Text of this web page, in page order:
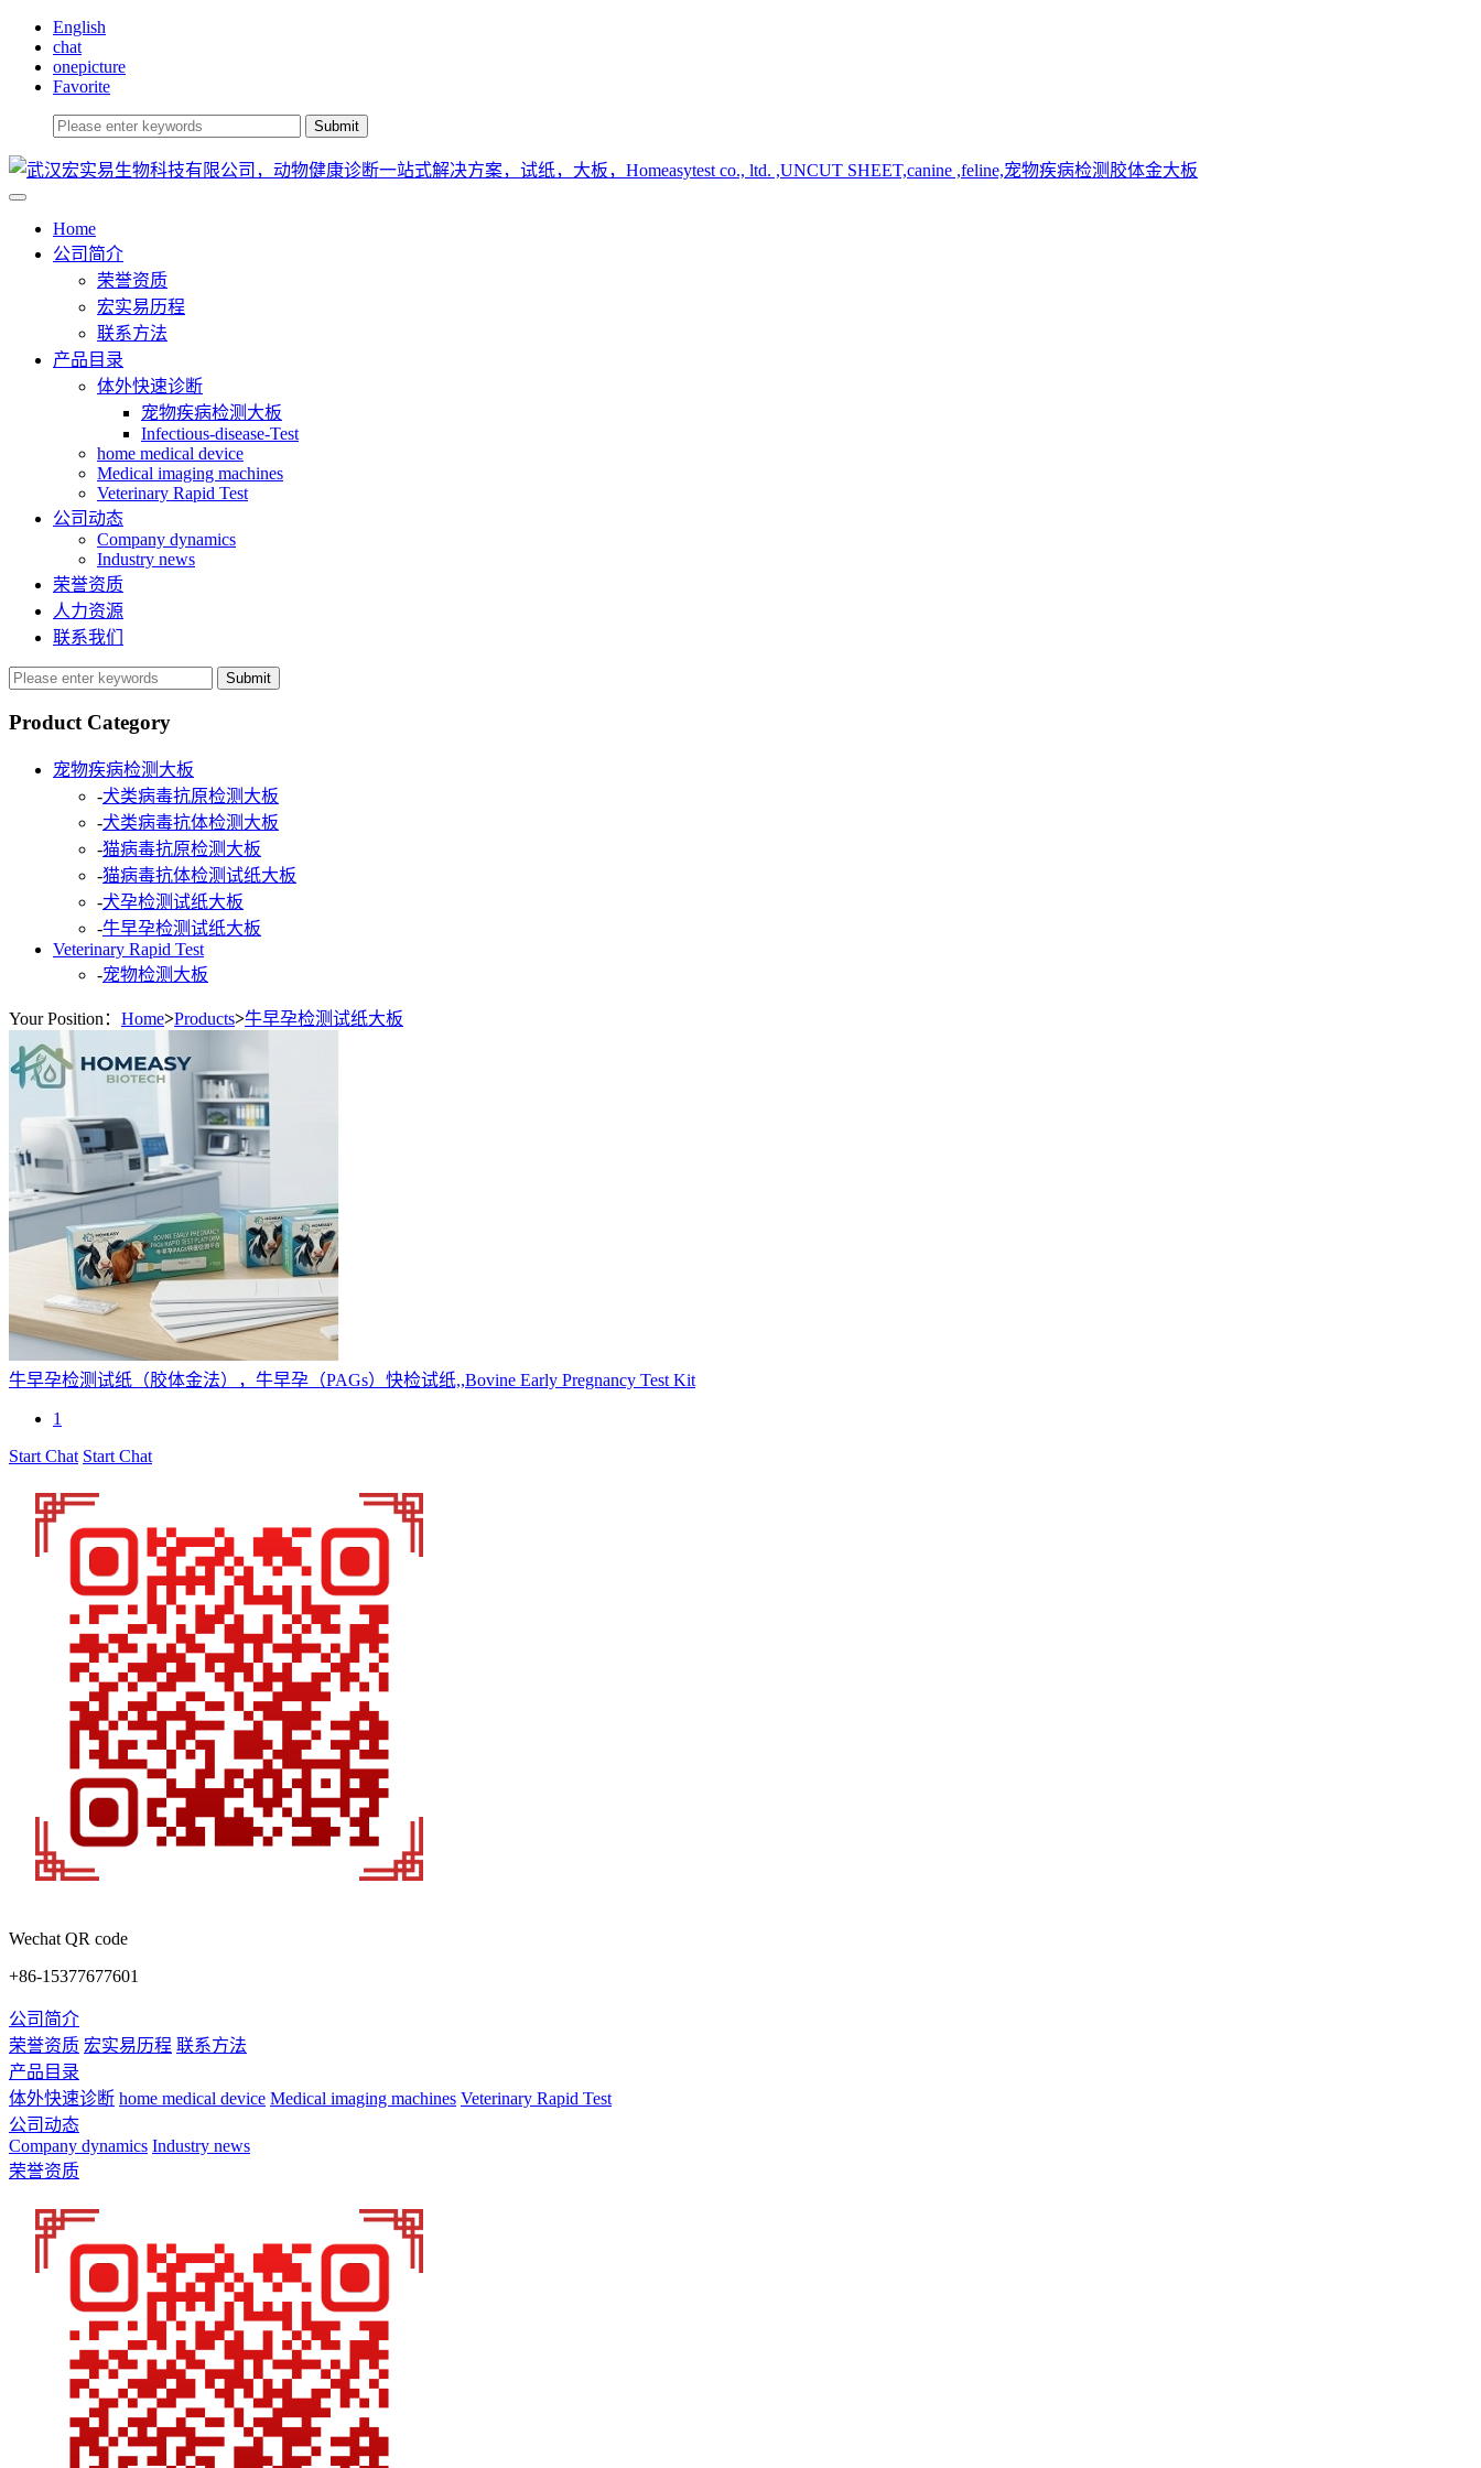
English
chat
onepicture
Favorite
Home
公司简介
荣誉资质
宏实易历程
联系方法
产品目录
体外快速诊断
宠物疾病检测大板
Infectious-disease-Test
home medical device
Medical imaging machines
Veterinary Rapid Test
公司动态
Company dynamics
Industry news
荣誉资质
人力资源
联系我们
Submit
Product Category
宠物疾病检测大板
-犬类病毒抗原检测大板
-犬类病毒抗体检测大板
-猫病毒抗原检测大板
-猫病毒抗体检测试纸大板
-犬孕检测试纸大板
-牛早孕检测试纸大板
Veterinary Rapid Test
-宠物检测大板
Your Position： Home>Products>牛早孕检测试纸大板
牛早孕检测试纸（胶体金法），牛早孕（PAGs）快检试纸,,Bovine Early Pregnancy Test Kit
1
Start Chat Start Chat
Wechat QR code
+86-15377677601
公司简介
荣誉资质 宏实易历程 联系方法
产品目录
体外快速诊断 home medical device Medical imaging machines Veterinary Rapid Test
公司动态
Company dynamics Industry news
荣誉资质